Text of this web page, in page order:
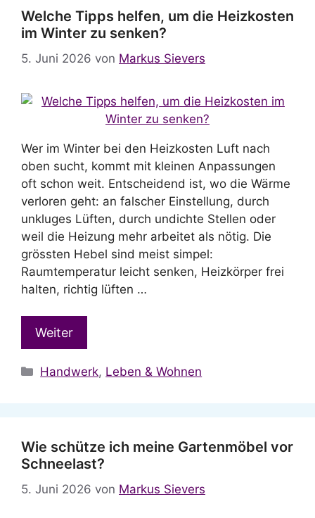
Welche Tipps helfen, um die Heizkosten
im Winter zu senken?
5. Juni 2026 von Markus Sievers
Wer im Winter bei den Heizkosten Luft nach
oben sucht, kommt mit kleinen Anpassungen
oft schon weit. Entscheidend ist, wo die Wärme
verloren geht: an falscher Einstellung, durch
unkluges Lüften, durch undichte Stellen oder
weil die Heizung mehr arbeitet als nötig. Die
grössten Hebel sind meist simpel:
Raumtemperatur leicht senken, Heizkörper frei
halten, richtig lüften …
Weiter
Kategorien
Handwerk, Leben & Wohnen
Wie schütze ich meine Gartenmöbel vor
Schneelast?
5. Juni 2026 von Markus Sievers